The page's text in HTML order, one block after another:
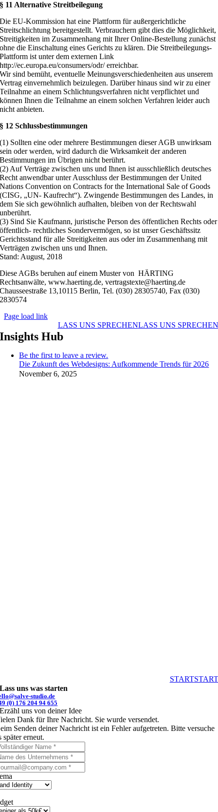
§ 11 Alternative Streitbeilegung
Die EU-Kommission hat eine Plattform für außergerichtliche
Streitschlichtung bereitgestellt. Verbrauchern gibt dies die Möglichkeit,
Streitigkeiten im Zusammenhang mit Ihrer Online-Bestellung zunächst
ohne die Einschaltung eines Gerichts zu klären. Die Streitbeilegungs-
Plattform ist unter dem externen Link
http://ec.europa.eu/consumers/odr/ erreichbar.
Wir sind bemüht, eventuelle Meinungsverschiedenheiten aus unserem
Vertrag einvernehmlich beizulegen. Darüber hinaus sind wir zu einer
Teilnahme an einem Schlichtungsverfahren nicht verpflichtet und
können Ihnen die Teilnahme an einem solchen Verfahren leider auch
nicht anbieten.
§ 12 Schlussbestimmungen
(1) Sollten eine oder mehrere Bestimmungen dieser AGB unwirksam
sein oder werden, wird dadurch die Wirksamkeit der anderen
Bestimmungen im Übrigen nicht berührt.
(2) Auf Verträge zwischen uns und Ihnen ist ausschließlich deutsches
Recht anwendbar unter Ausschluss der Bestimmungen der United
Nations Convention on Contracts for the International Sale of Goods
(CISG, „UN- Kaufrecht“). Zwingende Bestimmungen des Landes, in
dem Sie sich gewöhnlich aufhalten, bleiben von der Rechtswahl
unberührt.
(3) Sind Sie Kaufmann, juristische Person des öffentlichen Rechts oder
öffentlich- rechtliches Sondervermögen, so ist unser Geschäftssitz
Gerichtsstand für alle Streitigkeiten aus oder im Zusammenhang mit
Verträgen zwischen uns und Ihnen.
Stand: August, 2018
Diese AGBs beruhen auf einem Muster von HÄRTING
Rechtsanwälte, www.haerting.de, vertragstexte@haerting.de
Chausseestraße 13,10115 Berlin, Tel. (030) 28305740, Fax (030)
2830574
Page load link
LASS UNS SPRECHENLASS UNS SPRECHEN
Insights Hub
Be the first to leave a review.
Die Zukunft des Webdesigns: Aufkommende Trends für 2026
November 6, 2025
STARTSTART
Lass uns was starten
studio.de
(0) 176 204 94 655
Erzähl uns von deiner Idee
Dank für Ihre Nachricht. Sie wurde versendet.
Senden deiner Nachricht ist ein Fehler aufgetreten. Bitte versuche
später erneut.